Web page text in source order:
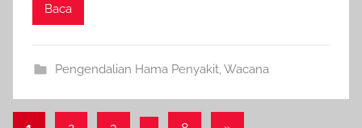
Baca
Pengendalian Hama Penyakit,Wacana